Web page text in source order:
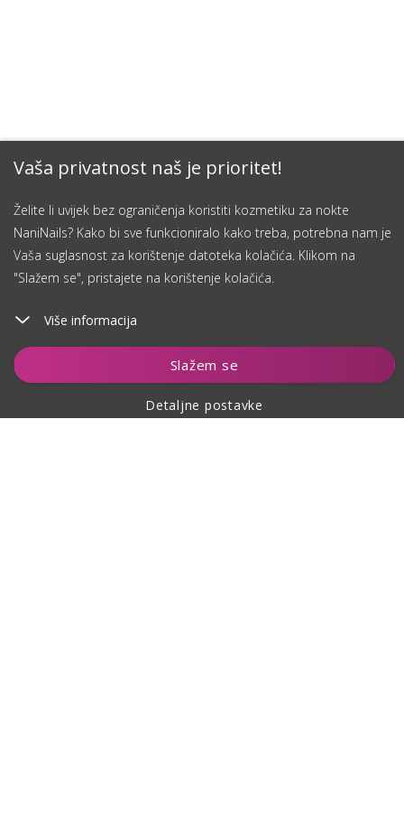
Vaša privatnost naš je prioritet!
Želite li uvijek bez ograničenja koristiti kozmetiku za nokte
NaniNails? Kako bi sve funkcioniralo kako treba, potrebna nam je
Vaša suglasnost za korištenje datoteka kolačića. Klikom na
"Slažem se", pristajete na korištenje kolačića.
Više informacija
Slažem se
Detaljne postavke
Dodaj u košaricu